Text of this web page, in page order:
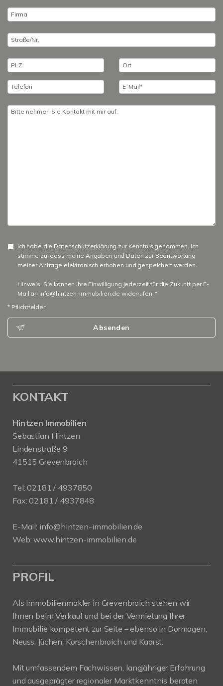
Ich habe die Datenschutzerklärung zur Kenntnis genommen. Ich
stimme zu, dass meine Angaben und Daten zur Beantwortung
meiner Anfrage elektronisch erhoben und gespeichert werden.
Hinweis: Sie können Ihre Einwilligung jederzeit für die Zukunft per E-
Mail an info@hintzen-immobilien.de widerrufen. *
* Pflichtfelder
Absenden
KONTAKT
Hintzen Immobilien
Sebastian Hintzen
Lindenstraße 9
41515 Grevenbroich
Tel:02181 / 4937850
Fax: 02181 / 4937848
E-Mail: info@hintzen-immobilien.de
Web:www.hintzen-immobilien.de
PROFIL
Als Immobilienmakler in Grevenbroich stehen wir
Ihnen beim Verkauf und bei der Vermietung Ihrer
Immobilie kompetent zur Seite – ebenso in Dormagen,
Neuss, Jüchen, Korschenbroich und Kaarst.
Mit umfassendem Fachwissen, langjähriger Erfahrung
und ausgeprägter regionaler Marktkenntnis beraten